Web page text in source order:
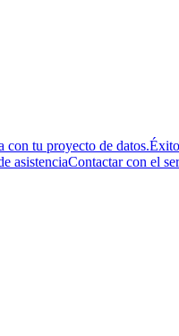
con tu proyecto de datos.
asistenciaContactar con el